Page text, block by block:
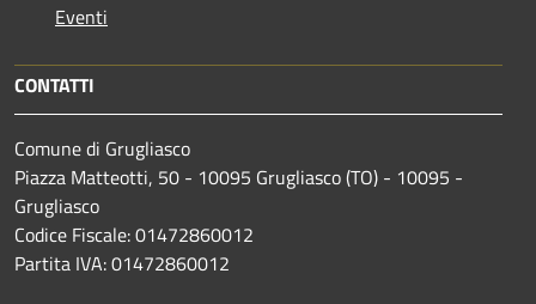
Eventi
CONTATTI
Comune di Grugliasco
Piazza Matteotti, 50 - 10095 Grugliasco (TO) - 10095 -
Grugliasco
Codice Fiscale: 01472860012
Partita IVA: 01472860012